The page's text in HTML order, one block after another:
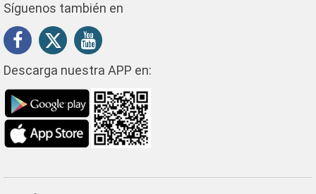
Síguenos también en
Descarga nuestra APP en: